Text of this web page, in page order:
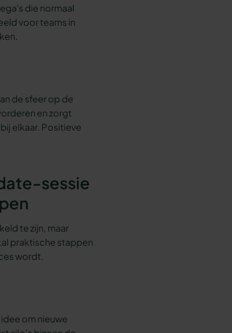
die normaal
voor teams in
de sfeer op de
en zorgt
elkaar. Positieve
sessie
te zijn, maar
praktische stappen
wordt.
om nieuwe